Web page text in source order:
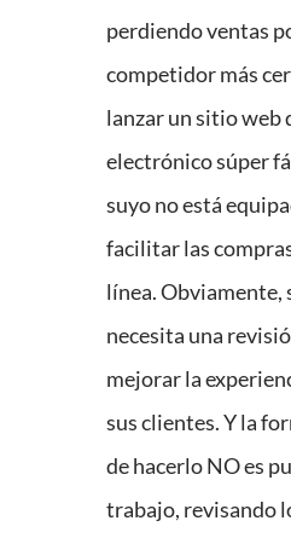
perdiendo ventas
competidor más
lanzar un sitio web
electrónico súper
suyo no está
facilitar las
línea. Obviamente,
necesita una
mejorar la
sus clientes. Y la
de hacerlo NO es
trabajo, revisando